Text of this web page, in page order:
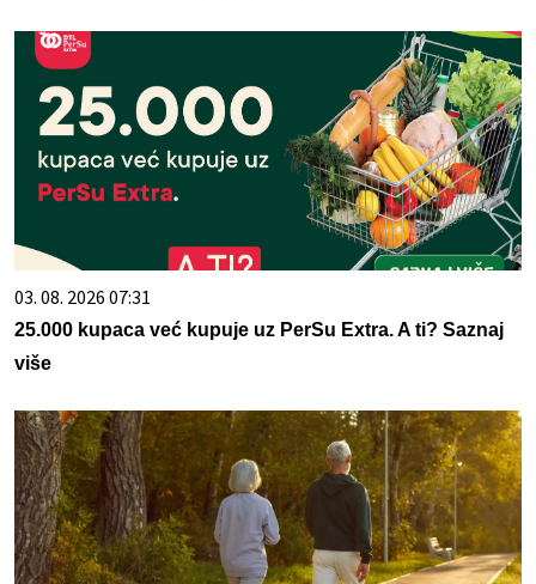
03. 08. 2026 07:31
25.000 kupaca već kupuje uz PerSu Extra. A ti? Saznaj
više